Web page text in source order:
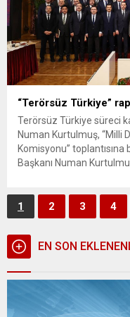
“Terörsüz Türkiye”
Terörsüz Türkiye süreci
Numan Kurtulmuş, “Milli
Komisyonu”
Başkanı Numan
Dayanışma, Kardeşlik ve
1 2 3 4
EN SON